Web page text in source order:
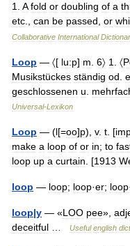
1
A fold or doubling of a
etc
can be passed or
Collaborative International
Loop — 〈[ lu:p] m 6〉 1
Musikstückes ständig od
geschlossenen u
Universal-Lexikon
Loop — (l[=oo]p), v. t . [
make a loop of or in; to
loop up a curtain . [1913
loop — loop; loop·er; loop·
loop|y — «LOO pee»,
deceitful
Useful english